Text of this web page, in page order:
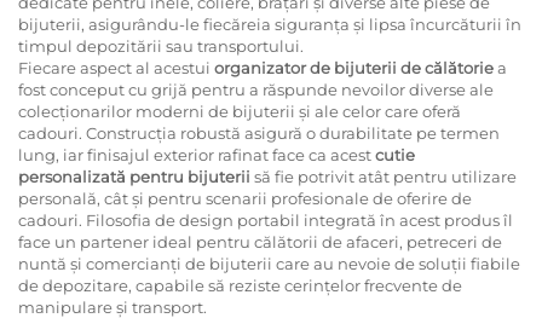
bijuterii, asigurându-le fiecăreia siguranța și lipsa încurcăturii în
timpul depozitării sau transportului.
Fiecare aspect al acestui organizator de bijuterii de călătoriea
fost conceput cu grijă pentru a răspunde nevoilor diverse ale
colecționarilor moderni de bijuterii și ale celor care oferă
cadouri. Construcția robustă asigură o durabilitate pe termen
lung, iar finisajul exterior rafinat face ca acestcutie
personalizată pentru bijuterii să fie potrivit atât pentru utilizare
personală, cât și pentru scenarii profesionale de oferire de
cadouri. Filosofia de design portabil integrată în acest produs îl
face un partener ideal pentru călătorii de afaceri, petreceri de
nuntă și comercianți de bijuterii care au nevoie de soluții fiabile
de depozitare, capabile să reziste cerințelor frecvente de
manipulare și transport.